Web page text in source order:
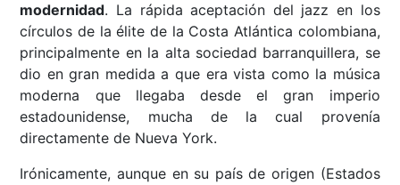
modernidad. La rápida aceptación del jazz en los
círculos de la élite de la Costa Atlántica colombiana,
principalmente en la alta sociedad barranquillera, se
dio en gran medida a que era vista como la música
moderna que llegaba desde el gran imperio
estadounidense, mucha de la cual provenía
directamente de Nueva York.
Irónicamente, aunque en su país de origen (Estados